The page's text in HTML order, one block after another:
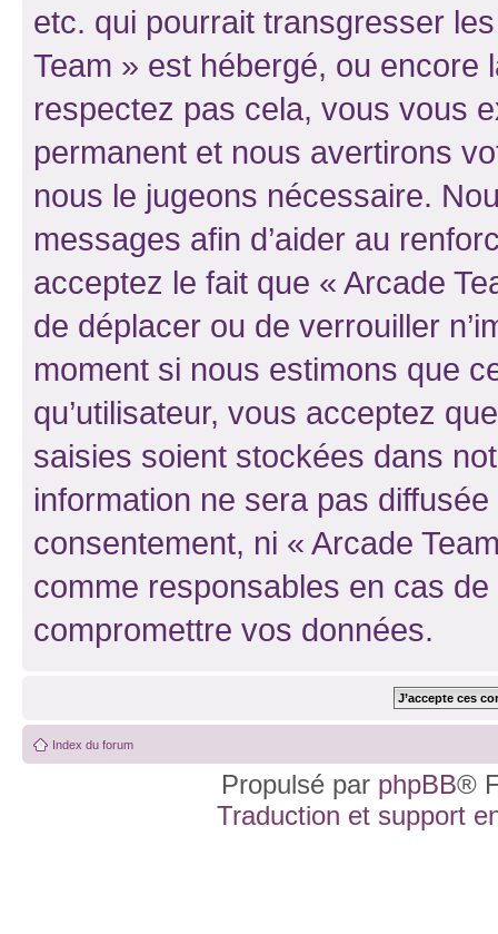
etc. qui pourrait transgresser
Team » est hébergé, ou encore
respectez pas cela, vous vous
permanent et nous avertirons
nous le jugeons nécessaire.
messages afin d’aider au
acceptez le fait que « Arcade
de déplacer ou de verrouiller
moment si nous estimons que
qu’utilisateur, vous acceptez
saisies soient stockées dans
information ne sera pas
consentement, ni « Arcade
comme responsables en cas
compromettre vos données.
Index du forum
Propulsé par phpBB®
Traduction et support